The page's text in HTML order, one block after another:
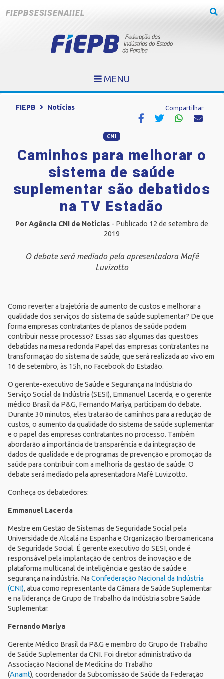
FIEPBSESISENAIIEL
MENU
FIEPB Notícias Compartilhar
CNI
Caminhos para melhorar o
sistema de saúde
suplementar são debatidos
na TV Estadão
Por Agência CNI de Notícias - Publicado 12 de setembro de
2019
O debate será mediado pela apresentadora Mafê
Luvizotto
Como reverter a trajetória de aumento de custos e melhorar a
qualidade dos serviços do sistema de saúde suplementar? De que
forma empresas contratantes de planos de saúde podem
contribuir nesse processo? Essas são algumas das questões
debatidas na mesa redonda Papel das empresas contratantes na
transformação do sistema de saúde, que será realizada ao vivo em
16 de setembro, às 15h, no Facebook do Estadão.
O gerente-executivo de Saúde e Segurança na Indústria do
Serviço Social da Indústria (SESI), Emmanuel Lacerda, e o gerente
médico Brasil da P&G, Fernando Mariya, participam do debate.
Durante 30 minutos, eles tratarão de caminhos para a redução de
custos, o aumento da qualidade do sistema de saúde suplementar
e o papel das empresas contratantes no processo. Também
abordarão a importância de transparência e da integração de
dados de qualidade e de programas de prevenção e promoção da
saúde para contribuir com a melhoria da gestão de saúde. O
debate será mediado pela apresentadora Mafê Luvizotto.
Conheça os debatedores:
Emmanuel Lacerda
Mestre em Gestão de Sistemas de Seguridade Social pela
Universidade de Alcalá na Espanha e Organização Iberoamericana
de Seguridade Social. É gerente executivo do SESI, onde é
responsável pela implantação de centros de inovação e de
plataforma multicanal de inteligência e gestão de saúde e
segurança na indústria. Na Confederação Nacional da Indústria
(CNI), atua como representante da Câmara de Saúde Suplementar
e na liderança de Grupo de Trabalho da Indústria sobre Saúde
Suplementar.
Fernando Mariya
Gerente Médico Brasil da P&G e membro do Grupo de Trabalho
de Saúde Suplementar da CNI. Foi diretor administrativo da
Associação Nacional de Medicina do Trabalho
(Anamt), coordenador da Subcomissão de Saúde da Federação